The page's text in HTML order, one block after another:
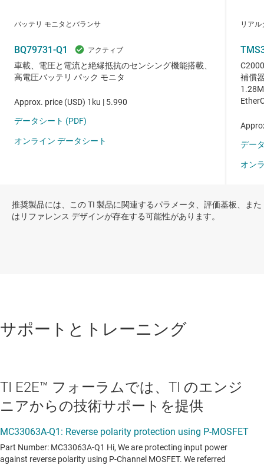
推奨製品には、この TI 製品に関連するパラメータ、評価基板、また
はリファレンス デザインが存在する可能性があります。
サポートとトレーニング
TI E2E™ フォーラムでは、TI のエンジ
ニアからの技術サポートを提供